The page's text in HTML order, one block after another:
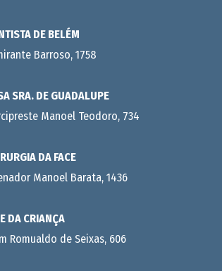
DE BELÉM
Barroso, 1758
SRA. DE GUADALUPE
Manoel Teodoro, 734
DA FACE
Manoel Barata, 1436
DA CRIANÇA
Romualdo de Seixas, 606